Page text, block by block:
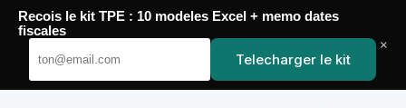
contenu
YoupiJobs
Recois le kit TPE : 10 modeles Excel + memo dates
fiscales
Telecharger le kit
×